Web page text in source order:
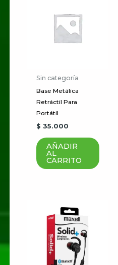
“Cargador
19V 3.33A”
Tu dirección de
electrónico no
Los campos
marcados con
Tu
puntuación
Tu valoración
Nombre
Correo electrónico
Sin categoría
Base Metálica
Retráctil Para
Portátil
$ 35.000
AÑADIR
AL
CARRITO